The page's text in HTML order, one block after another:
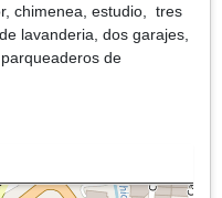
chimenea, estudio, tres
lavanderia, dos garajes,
de